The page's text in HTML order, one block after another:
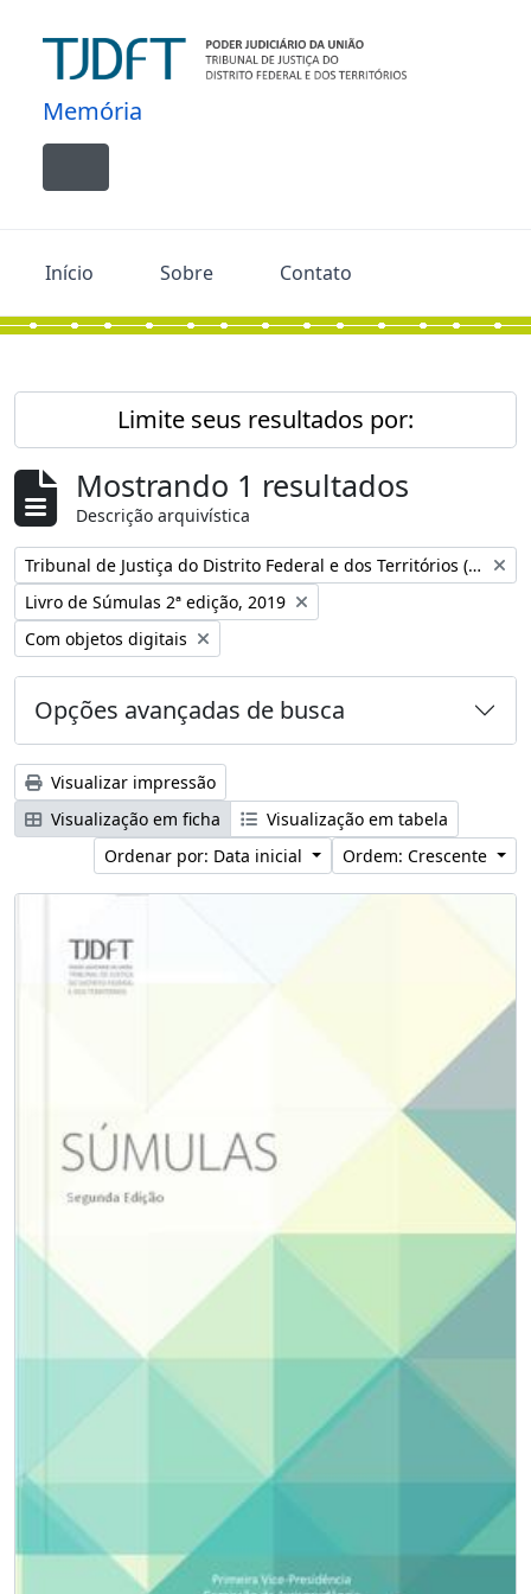
Memória
Toggle navigation
Início Sobre Contato
Limite seus resultados por:
Mostrando 1 resultados
Descrição arquivística
Remover filtro:
Tribunal de Justiça do Distrito Federal e dos Territórios (Brasil)
Remover filtro:
Livro de Súmulas 2ª edição, 2019
Remover filtro:
Com objetos digitais
Opções avançadas de busca
Visualizar impressão
Visualização em ficha
Visualização em tabela
Ordenar por: Data inicial
Ordem: Crescente